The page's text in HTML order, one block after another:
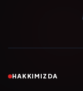
HAKKIMIZDA